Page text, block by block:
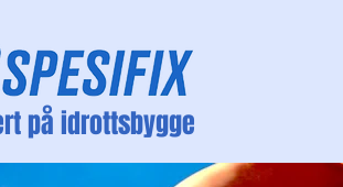
på idrottsbygge